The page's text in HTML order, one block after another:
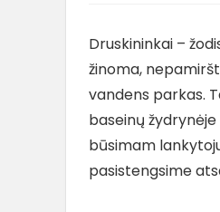
Druskininkai –
žinoma,
vandens parkas.
baseinų
būsimam
pasistengsime